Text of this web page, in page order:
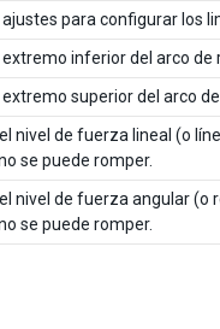
para configurar los
inferior del arco de
superior del arco
nivel de fuerza lineal (o
se puede romper.
nivel de fuerza angular (o
se puede romper.